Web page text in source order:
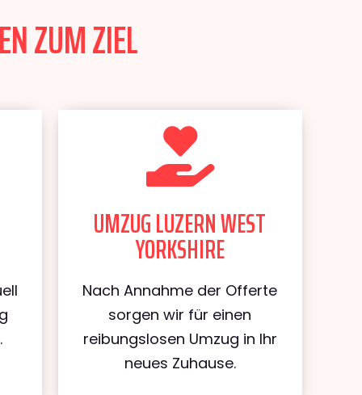
ZUM ZIEL
UMZUG LUZERN WEST
YORKSHIRE
Nach Annahme der Offerte
sorgen wir für einen
reibungslosen Umzug in Ihr
neues Zuhause.